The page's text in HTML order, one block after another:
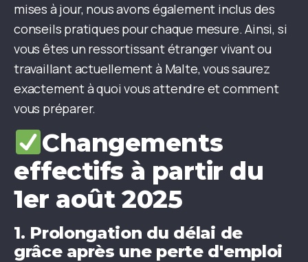
mises à jour, nous avons également inclus des
conseils pratiques pour chaque mesure. Ainsi, si
vous êtes un ressortissant étranger vivant ou
travaillant actuellement à Malte, vous saurez
exactement à quoi vous attendre et comment
vous préparer.
Changements
effectifs à partir du
1er août 2025
1. Prolongation du délai de
grâce après une perte d'emploi